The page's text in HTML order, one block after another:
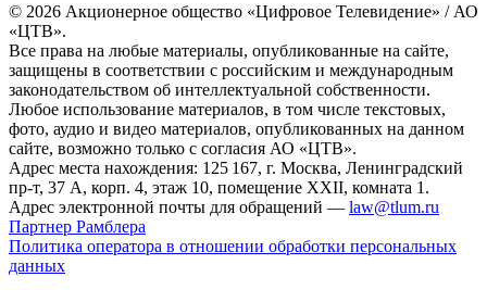
© 2026 Акционерное общество «Цифровое Телевидение» / АО
«ЦТВ».
Все права на любые материалы, опубликованные на сайте,
защищены в соответствии с российским и международным
законодательством об интеллектуальной собственности.
Любое использование материалов, в том числе текстовых,
фото, аудио и видео материалов, опубликованных на данном
сайте, возможно только с согласия АО «ЦТВ».
Адрес места нахождения: 125 167, г. Москва, Ленинградский
пр-т, 37 А, корп. 4, этаж 10, помещение XXII, комната 1.
Адрес электронной почты для обращений — law@tlum.ru
Партнер Рамблера
Политика оператора в отношении обработки персональных
данных